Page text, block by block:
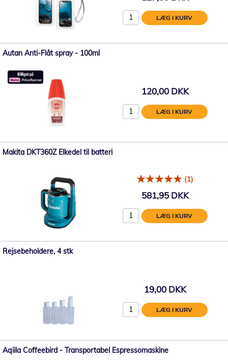
LÆG I KURV
Autan Anti-Flåt spray - 100ml
120,00 DKK
LÆG I KURV
Makita DKT360Z Elkedel til batteri
(1)
581,95 DKK
LÆG I KURV
Rejsebeholdere, 4 stk
19,00 DKK
LÆG I KURV
Aqiila Coffeebird - Transportabel Espressomaskine